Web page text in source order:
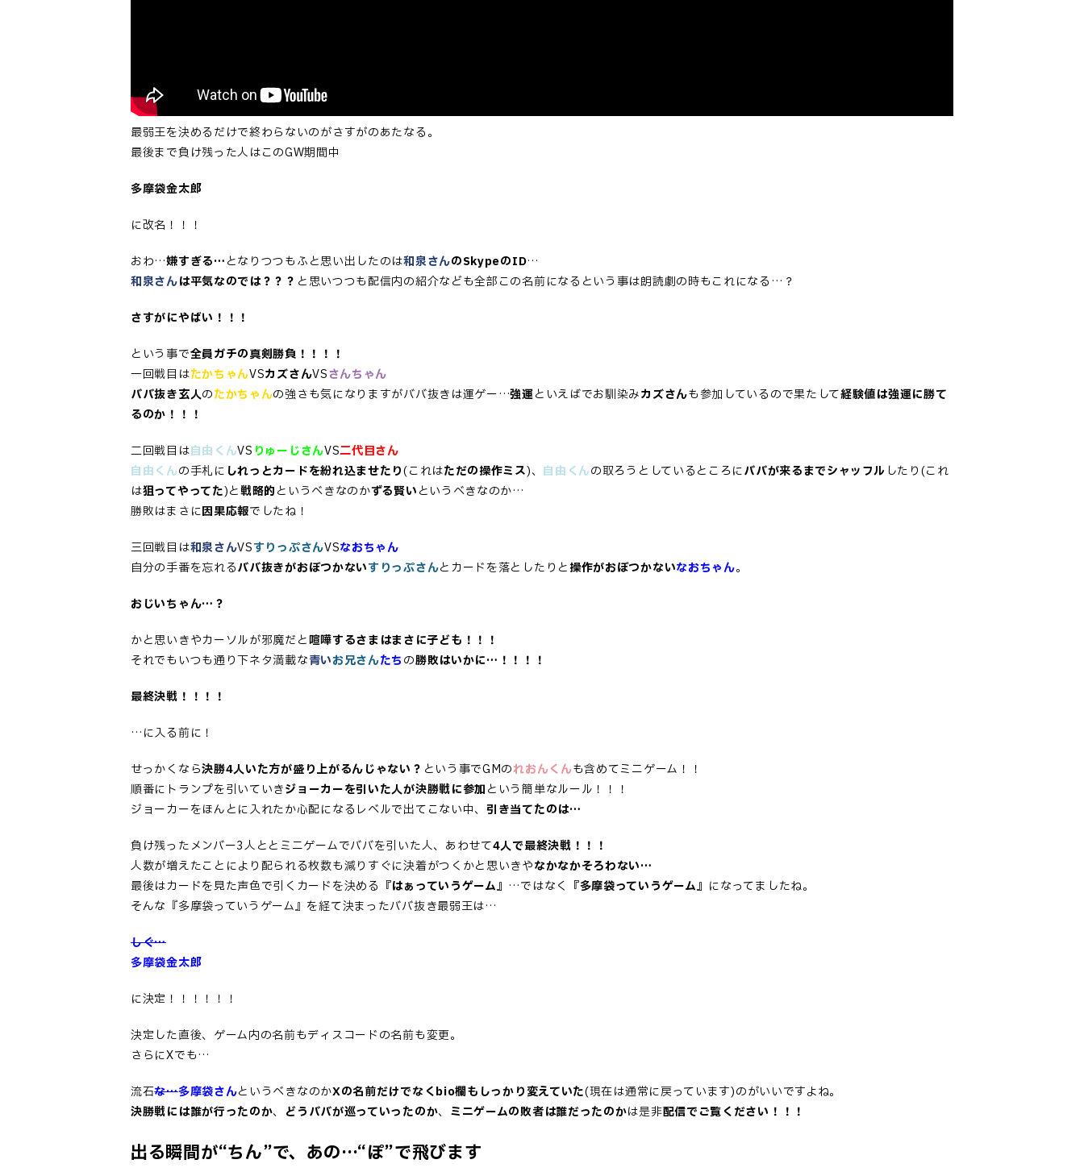
最弱王を決めるだけで終わらないのがさすがのあたなる。
最後まで負け残った人はこのGW期間中
多摩袋金太郎
に改名！！！
おわ…嫌すぎる…となりつつもふと思い出したのは和泉さんのSkypeのID…
和泉さんは平気なのでは？？？ と思いつつも配信内の紹介なども全部この名前になるという事は朗読劇の時もこれになる…？
さすがにやばい！！！
という事で全員ガチの真剣勝負！！！！
一回戦目はたかちゃんVSカズさんVSさんちゃん
ババ抜き玄人のたかちゃんの強さも気になりますがババ抜きは運ゲー…強運といえばでお馴染みカズさんも参加しているので果たして経験値は強運に勝て
るのか！！！
二回戦目は自由くんVS りゅーじさんVS二代目さん
自由くんの手札に しれっとカードを紛れ込ませたり(これはただの操作ミス)、 自由くんの取ろうとしているところにババが来るまでシャッフルしたり(これ
は狙ってやってた)と戦略的というべきなのかずる賢いというべきなのか…
勝敗はまさに因果応報でしたね！
三回戦目は和泉さんVSすりっぷさんVSなおちゃん
自分の手番を忘れるババ抜きがおぼつかないすりっぷさんとカードを落としたりと操作がおぼつかないなおちゃん。
おじいちゃん…？
かと思いきやカーソルが邪魔だと喧嘩するさまはまさに子ども！！！
それでもいつも通り下ネタ満載な青いお兄さんたちの勝敗はいかに…！！！！
最終決戦！！！！
…に入る前に！
せっかくなら決勝4人いた方が盛り上がるんじゃない？ という事でGMのれおんくんも含めてミニゲーム！！
順番にトランプを引いていきジョーカーを引いた人が決勝戦に参加という簡単なルール！！！
ジョーカーをほんとに入れたか心配になるレベルで出てこない中、 引き当てたのは…
負け残ったメンバー3人ととミニゲームでババを引いた人、あわせて4人で最終決戦！！！
人数が増えたことにより配られる枚数も減りすぐに決着がつくかと思いきやなかなかそろわない…
最後はカードを見た声色で引くカードを決める 『はぁっていうゲーム』 …ではなく 『多摩袋っていうゲーム』 になってましたね。
そんな『多摩袋っていうゲーム』を経て決まったババ抜き最弱王は…
しぐ…
多摩袋金太郎
に決定！！！！！！
決定した直後、ゲーム内の名前もディスコードの名前も変更。
さらにXでも…
流石な…多摩袋さんというべきなのかXの名前だけでなくbio欄もしっかり変えていた(現在は通常に戻っています)のがいいですよね。
決勝戦には誰が行ったのか、 どうババが巡っていったのか、 ミニゲームの敗者は誰だったのかは是非配信でご覧ください！！！
出る瞬間が“ちん”で、あの…“ぽ”で飛びます